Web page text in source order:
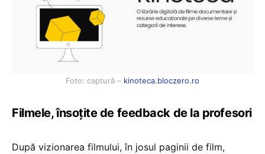
Foto: captură – kinoteca.bloczero.ro
Filmele, însoțite de feedback de la profesori
După vizionarea filmului, în josul paginii de film,